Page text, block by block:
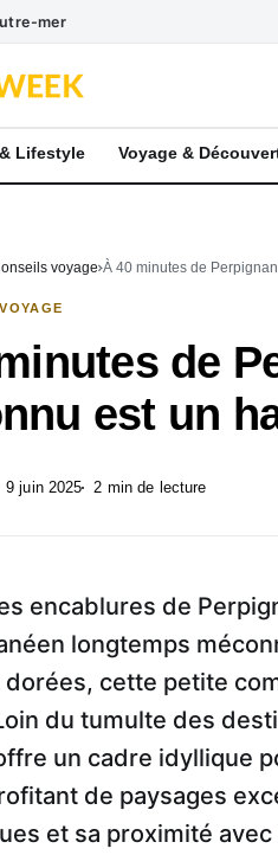
mer
Lifestyle Voyage &
voyage À 40 minutes de
de
est un
9 juin 2025 2 min de lecture
encablures de
longtemps
dorées, cette petite
du tumulte des
un cadre idyllique
de paysages
et sa proximité